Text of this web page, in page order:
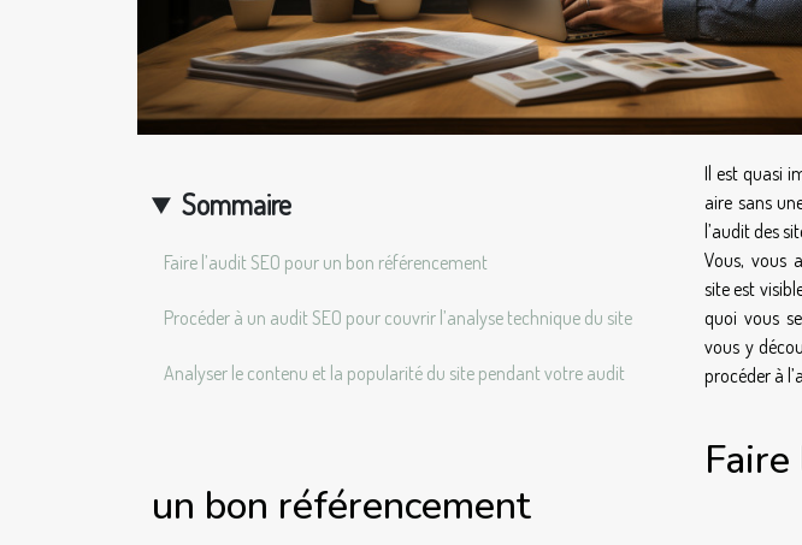
Sommaire
Faire l’audit SEO pour un bon référencement
Procéder à un audit SEO pour couvrir l’analyse technique du site
Analyser le contenu et la popularité du site pendant votre audit
Il est quasi
aire sans
l’audit des
Vous, vous
site est
quoi vous
vous y
procéder à
un bon référencement